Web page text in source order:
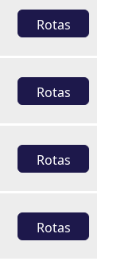
Rotas
Rotas
Rotas
Rotas